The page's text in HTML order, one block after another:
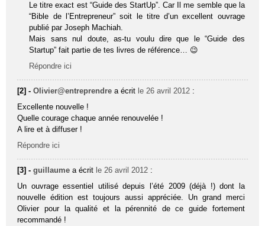
Le titre exact est “Guide des StartUp”. Car Il me semble que la
“Bible de l’Entrepreneur” soit le titre d’un excellent ouvrage
publié par Joseph Machiah.
Mais sans nul doute, as-tu voulu dire que le “Guide des
Startup” fait partie de tes livres de référence… 😉
Répondre ici
[2] -Olivier@entreprendre a écrit le 26 avril 2012 :
Excellente nouvelle !
Quelle courage chaque année renouvelée !
A lire et à diffuser !
Répondre ici
[3] -guillaume a écrit le 26 avril 2012 :
Un ouvrage essentiel utilisé depuis l’été 2009 (déjà !) dont la
nouvelle édition est toujours aussi appréciée. Un grand merci
Olivier pour la qualité et la pérennité de ce guide fortement
recommandé !